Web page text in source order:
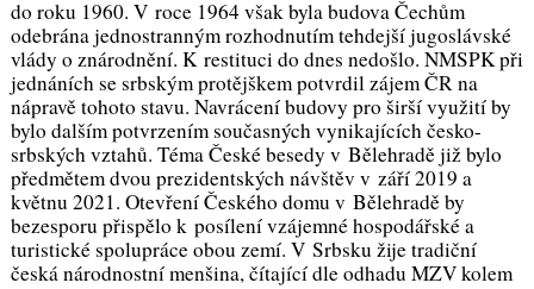
do roku 1960. V roce 1964 však byla budova Čechům
odebrána jednostranným rozhodnutím tehdejší jugoslávské
vlády o znárodnění. K restituci do dnes nedošlo. NMSPK při
jednáních se srbským protějškem potvrdil zájem ČR na
nápravě tohoto stavu. Navrácení budovy pro širší využití by
bylo dalším potvrzením současných vynikajících česko-
srbských vztahů. Téma České besedy v Bělehradě již bylo
předmětem dvou prezidentských návštěv v září 2019 a
květnu 2021. Otevření Českého domu v Bělehradě by
bezesporu přispělo k posílení vzájemné hospodářské a
turistické spolupráce obou zemí. V Srbsku žije tradiční
česká národnostní menšina, čítající dle odhadu MZV kolem